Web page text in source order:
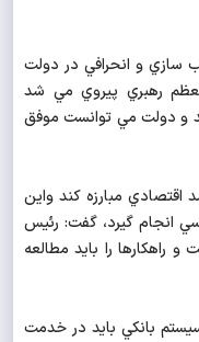
سازي و انحرافي در دولت
رهبري پيروي مي شد
و دولت مي توانست موفق
اقتصادي مبارزه كند واين
انجام گيرد، گفت: رئيس
راهكارها را بايد مطالعه
بانكي بايد در خدمت